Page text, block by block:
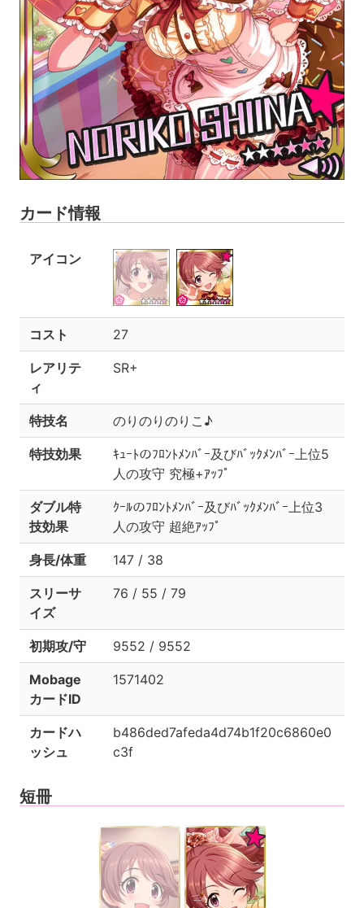
カード情報
アイコン
コスト 27
レアリテ
ィ
SR+
特技名 のりのりのりこ♪
特技効果
ｷｭｰﾄのﾌﾛﾝﾄﾒﾝﾊﾞｰ及びﾊﾞｯｸﾒﾝﾊﾞｰ上位5
人の攻守 究極+ｱｯﾌﾟ
ダブル特
技効果
ｸｰﾙのﾌﾛﾝﾄﾒﾝﾊﾞｰ及びﾊﾞｯｸﾒﾝﾊﾞｰ上位3
人の攻守 超絶ｱｯﾌﾟ
身長/体重 147 / 38
スリーサ
イズ
76 / 55 / 79
初期攻/守 9552 / 9552
Mobage
カードID
1571402
カードハ
ッシュ
b486ded7afeda4d74b1f20c6860e0
c3f
短冊